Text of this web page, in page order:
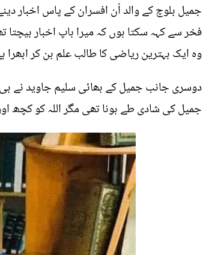
جمیل بلوچ کے والد اُن افسران کے پاس اخبار
فخر سے کہہ سکتا ہوں کہ میرا باپ اخبار
وہ ایک بہترین ریاضی کا طالب علم بن کر ابھرا
دوسری جانب جمیل کے بھائی سلیم جاوید نے
جمیل کی شادی طے ہونا تھی مگر اللہ کو کچھ